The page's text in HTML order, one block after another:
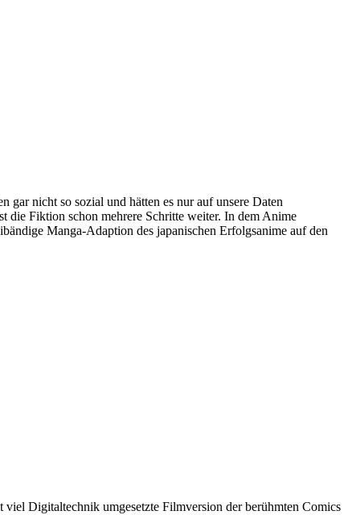
nicht so sozial und hätten es nur auf unsere Daten
die Fiktion schon mehrere Schritte weiter. In dem Anime
Manga-Adaption des japanischen Erfolgsanime auf den
Digitaltechnik umgesetzte Filmversion der berühmten Comics